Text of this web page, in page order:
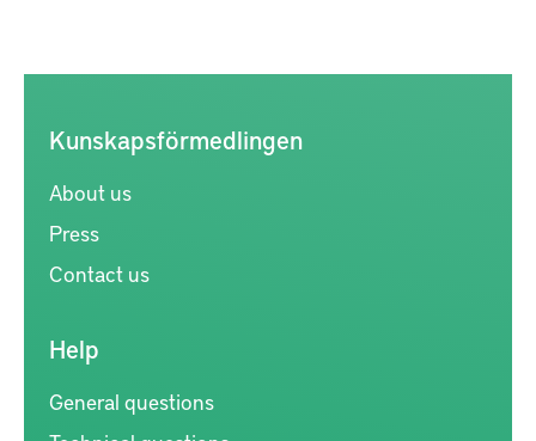
Kunskapsförmedlingen
About us
Press
Contact us
Help
General questions